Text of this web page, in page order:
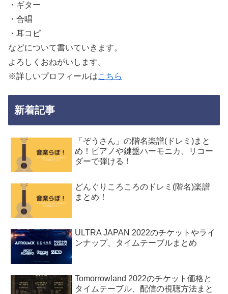
・ギター
・合唱
・耳コピ
などについて書いていきます。
よろしくおねがいします。
※詳しいプロフィールはこちら
新着記事
「ぞうさん」の階名楽譜(ドレミ)まと
め！ピアノや鍵盤ハーモニカ、リコー
ダーで弾ける！
どんぐりころころのドレミ(階名)楽譜
まとめ！
ULTRA JAPAN 2022のチケットやライ
ンナップ、タイムテーブルまとめ
Tomorrowland 2022のチケット価格と
タイムテーブル、配信の視聴方法まと